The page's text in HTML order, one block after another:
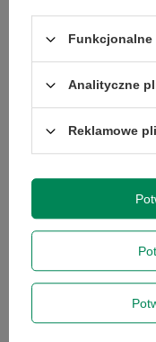
Gwarancja
Stan
Klasa
Funkcjonalne
Analityczne
Reklamowe